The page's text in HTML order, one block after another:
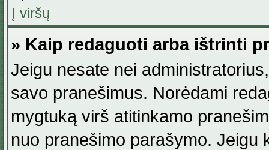
Į viršų
» Kaip redaguoti arba ištrinti
Jeigu nesate nei
savo pranešimus. Norėdami
mygtuką virš atitinkamo
nuo pranešimo parašymo. Jeigu